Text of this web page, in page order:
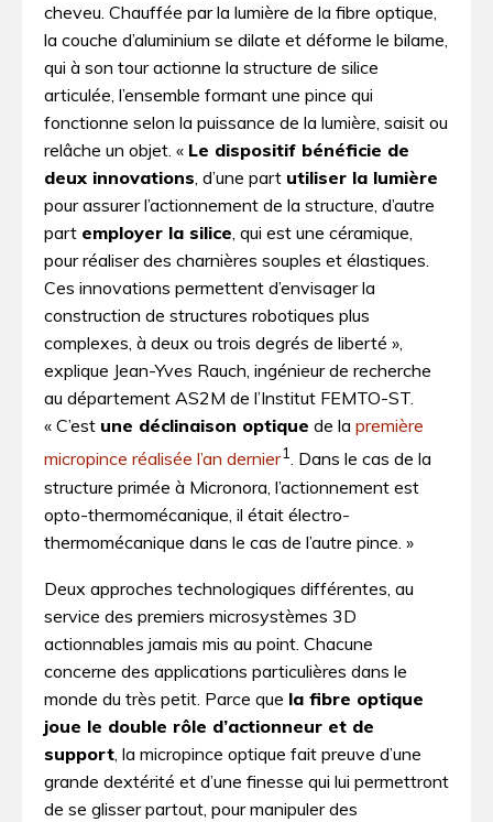
cheveu. Chauffée par la lumière de la fibre optique,
la couche d’aluminium se dilate et déforme le bilame,
qui à son tour actionne la structure de silice
articulée, l’ensemble formant une pince qui
fonctionne selon la puissance de la lumière, saisit ou
relâche un objet. « Le dispositif bénéficie de
deux innovations, d’une part utiliser la lumière
pour assurer l’actionnement de la structure, d’autre
part employer la silice, qui est une céramique,
pour réaliser des charnières souples et élastiques.
Ces innovations permettent d’envisager la
construction de structures robotiques plus
complexes, à deux ou trois degrés de liberté »,
explique Jean-Yves Rauch, ingénieur de recherche
au département AS2M de l’Institut FEMTO-ST.
« C’est une déclinaison optique de la première
micropince réalisée l’an dernier1. Dans le cas de la
structure primée à Micronora, l’actionnement est
opto-thermomécanique, il était électro-
thermomécanique dans le cas de l’autre pince. »
Deux approches technologiques différentes, au
service des premiers microsystèmes 3­D
actionnables jamais mis au point. Chacune
concerne des applications particulières dans le
monde du très petit. Parce que la fibre optique
joue le double rôle d’actionneur et de
support, la micropince optique fait preuve d’une
grande dextérité et d’une finesse qui lui permettront
de se glisser partout, pour manipuler des